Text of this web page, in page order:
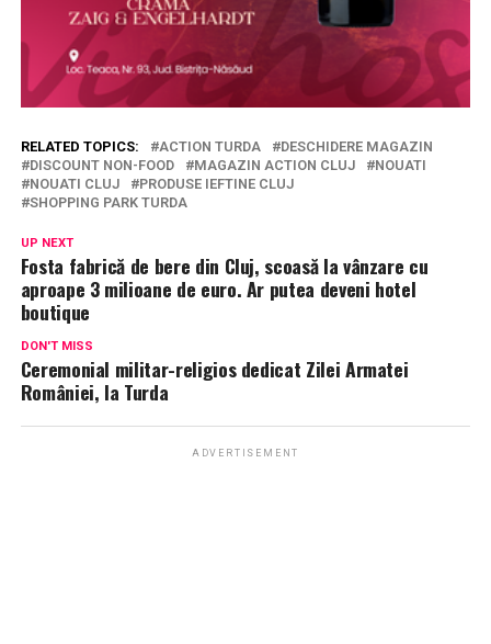
RELATED TOPICS: ACTION TURDA
DESCHIDERE MAGAZIN
DISCOUNT NON-FOOD
MAGAZIN ACTION CLUJ
NOUATI
NOUATI CLUJ
PRODUSE IEFTINE CLUJ
SHOPPING PARK TURDA
UP NEXT
Fosta fabrică de bere din Cluj, scoasă la vânzare cu
aproape 3 milioane de euro. Ar putea deveni hotel
boutique
DON'T MISS
Ceremonial militar-religios dedicat Zilei Armatei
României, la Turda
ADVERTISEMENT